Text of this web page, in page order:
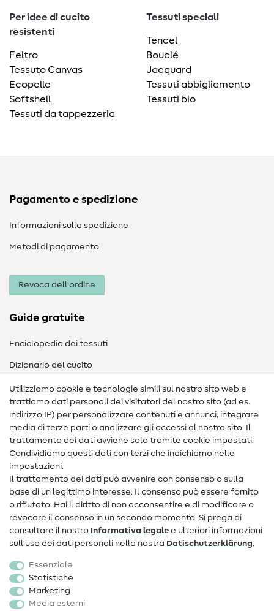
Per idee di cucito
resistenti
Feltro
Tessuto Canvas
Ecopelle
Softshell
Tessuti da tappezzeria
Tessuti speciali
Tencel
Bouclé
Jacquard
Tessuti abbigliamento
Tessuti bio
Pagamento e spedizione
Informazioni sulla spedizione
Metodi di pagamento
Revoca dell'ordine
Guide gratuite
Enciclopedia dei tessuti
Dizionario del cucito
Nähanleitungen
Assistenza e contatto
Contatto
Informazioni sul nuovo proprietario
FAQ
Diritto di recesso
Popolare
Accessori cucito
Sale
Utilizziamo cookie e tecnologie simili sul nostro sito web e
trattiamo dati personali dei visitatori del nostro sito (ad es.
indirizzo IP) per personalizzare contenuti e annunci, integrare
media di terze parti o analizzare gli accessi al nostro sito. Il
trattamento dei dati avviene solo tramite cookie impostati.
Condividiamo questi dati con terzi che indichiamo nelle
impostazioni.
Il trattamento dei dati può avvenire con consenso o sulla
base di un legittimo interesse. Il consenso può essere fornito
o rifiutato. Hai il diritto di non acconsentire e di modificare o
revocare il consenso in un secondo momento. Si prega di
consultare il nostro Informativa legale e ulteriori informazioni
sull'uso dei dati personali nella nostra Dati­schutz­erklärung.
Essenziale
Statistiche
Marketing
Media esterni